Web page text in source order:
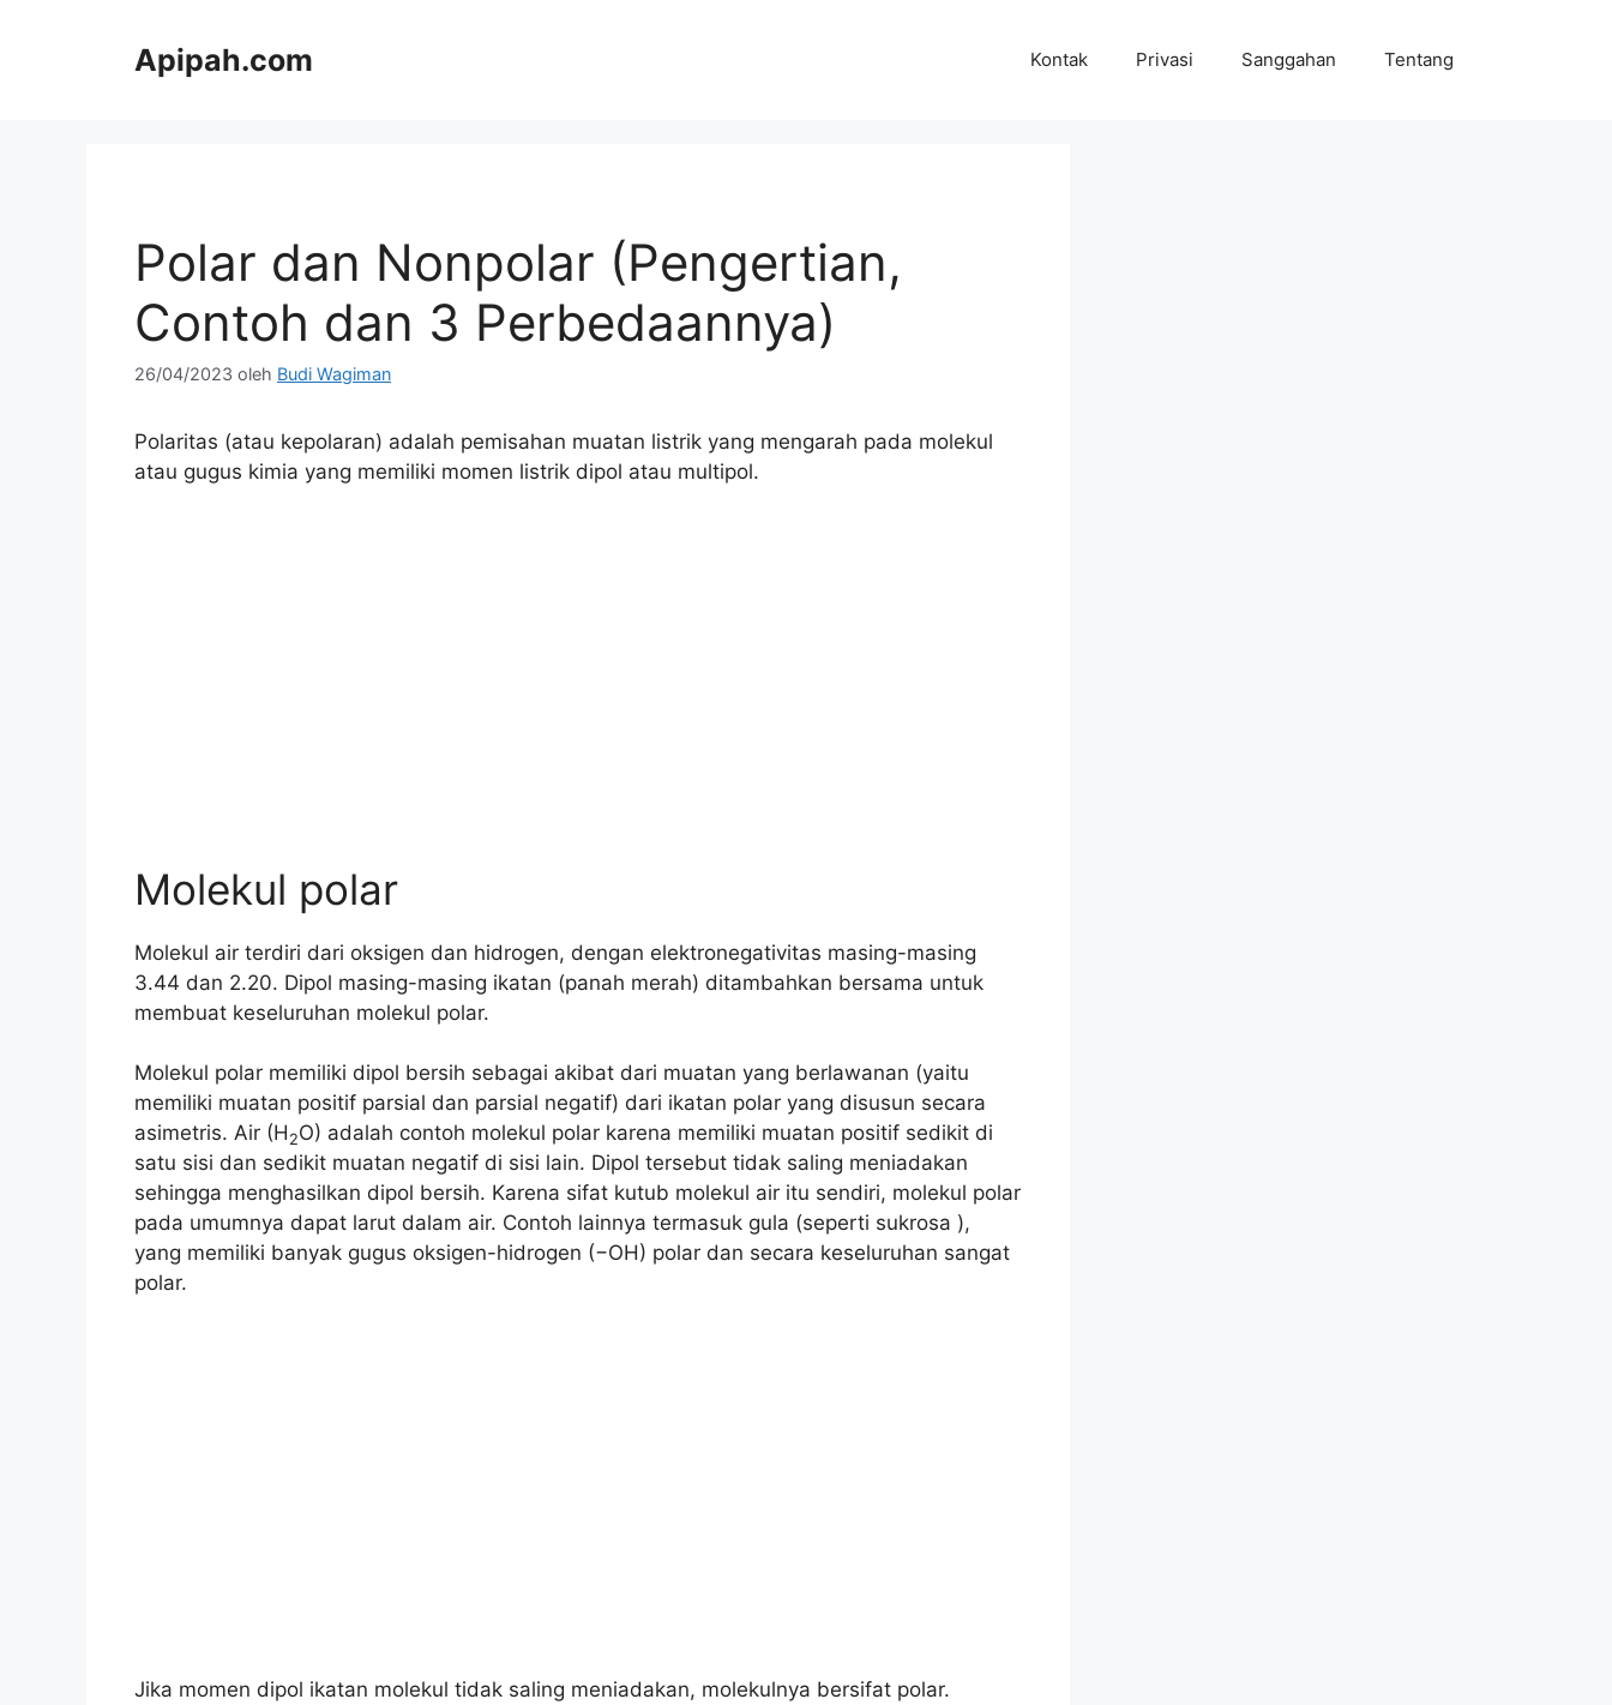
Apipah.com Kontak Privasi Sanggahan Tentang
Polar dan Nonpolar (Pengertian,
Contoh dan 3 Perbedaannya)
26/04/2023 oleh Budi Wagiman
Polaritas (atau kepolaran) adalah pemisahan muatan listrik yang mengarah pada molekul
atau gugus kimia yang memiliki momen listrik dipol atau multipol.
Molekul polar
Molekul air terdiri dari oksigen dan hidrogen, dengan elektronegativitas masing-masing
3.44 dan 2.20. Dipol masing-masing ikatan (panah merah) ditambahkan bersama untuk
membuat keseluruhan molekul polar.
Molekul polar memiliki dipol bersih sebagai akibat dari muatan yang berlawanan (yaitu
memiliki muatan positif parsial dan parsial negatif) dari ikatan polar yang disusun secara
asimetris. Air (H 2O) adalah contoh molekul polar karena memiliki muatan positif sedikit di
satu sisi dan sedikit muatan negatif di sisi lain. Dipol tersebut tidak saling meniadakan
sehingga menghasilkan dipol bersih. Karena sifat kutub molekul air itu sendiri, molekul polar
pada umumnya dapat larut dalam air. Contoh lainnya termasuk gula (seperti sukrosa ),
yang memiliki banyak gugus oksigen-hidrogen (−OH) polar dan secara keseluruhan sangat
polar.
Jika momen dipol ikatan molekul tidak saling meniadakan, molekulnya bersifat polar.